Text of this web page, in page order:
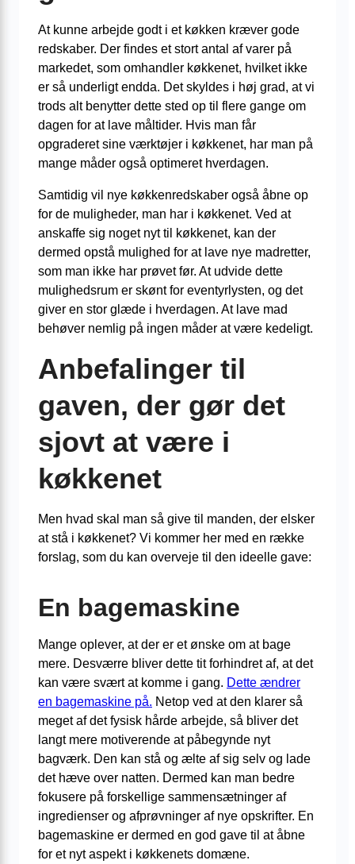
At kunne arbejde godt i et køkken kræver gode
redskaber. Der findes et stort antal af varer på
markedet, som omhandler køkkenet, hvilket ikke
er så underligt endda. Det skyldes i høj grad, at vi
trods alt benytter dette sted op til flere gange om
dagen for at lave måltider. Hvis man får
opgraderet sine værktøjer i køkkenet, har man på
mange måder også optimeret hverdagen.
Samtidig vil nye køkkenredskaber også åbne op
for de muligheder, man har i køkkenet. Ved at
anskaffe sig noget nyt til køkkenet, kan der
dermed opstå mulighed for at lave nye madretter,
som man ikke har prøvet før. At udvide dette
mulighedsrum er skønt for eventyrlysten, og det
giver en stor glæde i hverdagen. At lave mad
behøver nemlig på ingen måder at være kedeligt.
Anbefalinger til
gaven, der gør det
sjovt at være i
køkkenet
Men hvad skal man så give til manden, der elsker
at stå i køkkenet? Vi kommer her med en række
forslag, som du kan overveje til den ideelle gave:
En bagemaskine
Mange oplever, at der er et ønske om at bage
mere. Desværre bliver dette tit forhindret af, at det
kan være svært at komme i gang. Dette ændrer
en bagemaskine på. Netop ved at den klarer så
meget af det fysisk hårde arbejde, så bliver det
langt mere motiverende at påbegynde nyt
bagværk. Den kan stå og ælte af sig selv og lade
det hæve over natten. Dermed kan man bedre
fokusere på forskellige sammensætninger af
ingredienser og afprøvninger af nye opskrifter. En
bagemaskine er dermed en god gave til at åbne
for et nyt aspekt i køkkenets domæne.